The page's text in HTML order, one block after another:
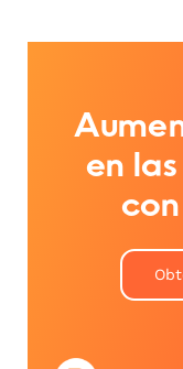
en
con